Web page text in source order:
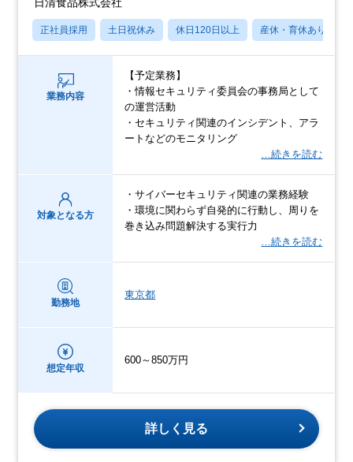
正社員採用 土日祝休み 休日120日以上 産休・育休あり
業務内容
【予定業務】
・情報セキュリティ委員会の事務局として
の運営活動
・セキュリティ関連のインシデント、アラ
ートなどのモニタリング
…続きを読む
対象となる方
・サイバーセキュリティ関連の業務経験
・環境に関わらず自発的に行動し、周りを
巻き込み問題解決する実行力
…続きを読む
勤務地
東京都
想定年収
600～850万円
詳しく見る